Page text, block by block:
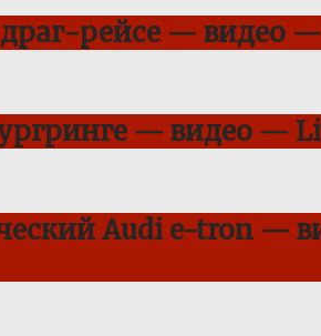
драг-рейсе — видео
— видео —
Audi e-tron —